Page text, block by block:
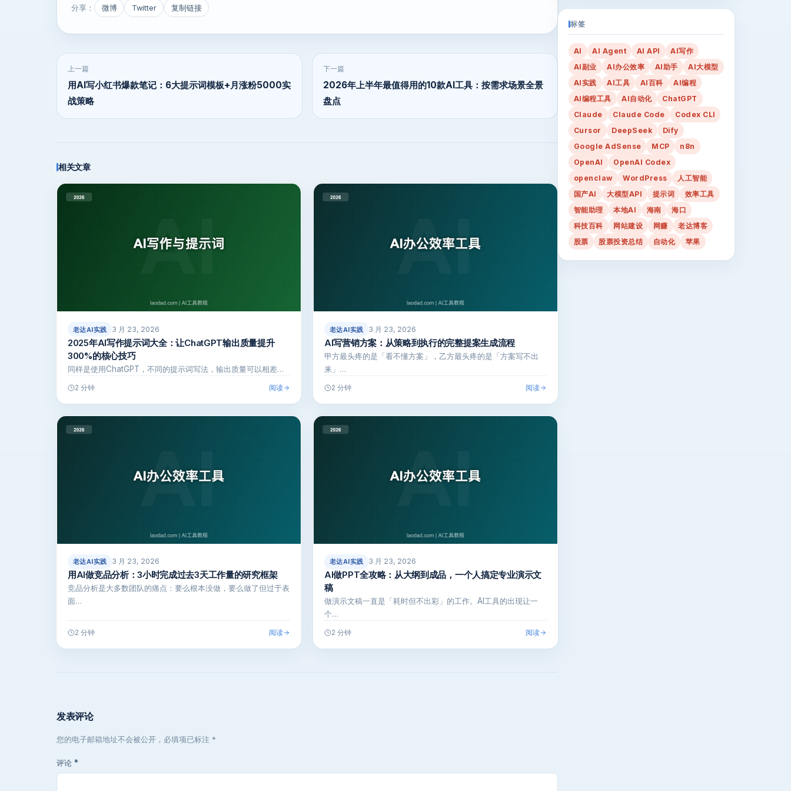
分享： 微博 Twitter 复制链接
上一篇
用AI写小红书爆款笔记：6大提示词模板+月涨粉5000实
战策略
下一篇
2026年上半年最值得用的10款AI工具：按需求场景全景
盘点
相关文章
老达AI实践 3 月 23, 2026
2025年AI写作提示词大全：让ChatGPT输出质量提升
300%的核心技巧
同样是使用ChatGPT，不同的提示词写法，输出质量可以相差…
2 分钟 阅读
老达AI实践 3 月 23, 2026
AI写营销方案：从策略到执行的完整提案生成流程
甲方最头疼的是「看不懂方案」，乙方最头疼的是「方案写不出
来」…
2 分钟 阅读
老达AI实践 3 月 23, 2026
用AI做竞品分析：3小时完成过去3天工作量的研究框架
竞品分析是大多数团队的痛点：要么根本没做，要么做了但过于表
面…
2 分钟 阅读
老达AI实践 3 月 23, 2026
AI做PPT全攻略：从大纲到成品，一个人搞定专业演示文
稿
做演示文稿一直是「耗时但不出彩」的工作。AI工具的出现让一
个…
2 分钟 阅读
发表评论
您的电子邮箱地址不会被公开，必填项已标注 *
评论 *
标签
AI AI Agent AI API
AI写作
AI副业
AI办公效率 AI助手
AI大模型
AI实践
AI工具 AI百科
AI编程
AI编程工具
AI自动化
ChatGPT
Claude
Claude Code
Codex CLI
Cursor
DeepSeek
Dify
Google AdSense
MCP
n8n
OpenAI
OpenAI Codex
openclaw
WordPress
人工智能
国产AI
大模型API 提示词
效率工具
智能助理
本地AI 海南
海口
科技百科
网站建设 网赚
老达博客
股票
股票投资总结 自动化 苹果